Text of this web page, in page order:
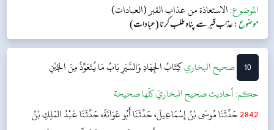
الموضوع:الاستعاذة من عذاب القبر (العبادات)
موضوع:عذاب قبر سے پناہ طلب کرنا (عبادات)
10 ‌‌صحيح البخاريكِتَابُ الجِهَادِ وَالسِّيَرِ بَابُ مَا يُتَعَوَّذُ مِنَ الجُبْنِ
حکم:أحاديث صحيح البخاريّ كلّها صحيحة
2842حَدَّثَنَا مُوسَى بْنُ إِسْمَاعِيلَ، حَدَّثَنَا أَبُو عَوَانَةَ، حَدَّثَنَا عَبْدُ المَلِكِ بْنُ